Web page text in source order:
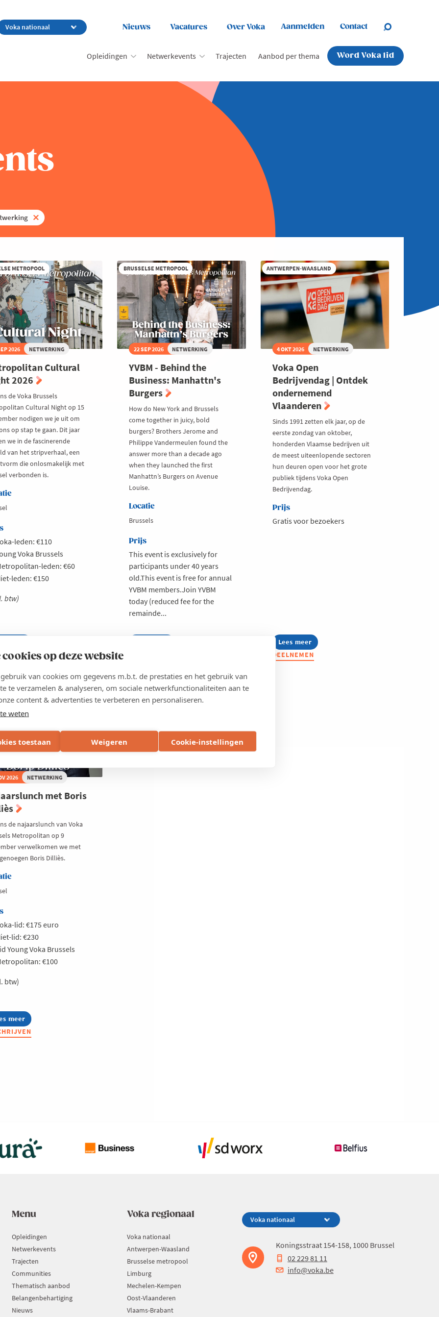
cookies op deze website
van cookies om gegevens m.b.t. de prestaties en het gebruik van
te verzamelen & analyseren, om sociale netwerkfunctionaliteiten aan te
content & advertenties te verbeteren en personaliseren.
weten
toestaan Weigeren Cookie-instellingen
Nieuws Vacatures Over Voka Aanmelden Contact
Opleidingen Netwerkevents Trajecten Aanbod per thema Word Voka lid
METROPOOL
2026 NETWERKING
Cultural
2026
de Voka Brussels
Cultural Night op 15
nodigen we je uit om
op stap te gaan. Dit jaar
we in de fascinerende
van het stripverhaal, een
die onlosmakelijk met
verbonden is.
leden: €110
Voka Brussels
leden: €60
leden: €150
btw)
BRUSSELSE METROPOOL
22 SEP 2026 NETWERKING
YVBM - Behind the
Business: Manhattn's
Burgers
How do New York and Brussels
come together in juicy, bold
burgers? Brothers Jerome and
Philippe Vandermeulen found the
answer more than a decade ago
when they launched the first
Manhattn’s Burgers on Avenue
Louise.
Locatie
Brussels
Prijs
This event is exclusively for
participants under 40 years
old.This event is free for annual
YVBM members.Join YVBM
today (reduced fee for the
remainde...
the
Business:
Manhattn's
Burgers
ANTWERPEN-WAASLAND
4 OKT 2026 NETWERKING
Voka Open
Bedrijvendag | Ontdek
ondernemend
Vlaanderen
Sinds 1991 zetten elk jaar, op de
eerste zondag van oktober,
honderden Vlaamse bedrijven uit
de meest uiteenlopende sectoren
hun deuren open voor het grote
publiek tijdens Voka Open
Bedrijvendag.
Prijs
Gratis voor bezoekers
Lees meer
about
Voka
Open
DEELNEMEN
METROPOOL
2026 NETWERKING
met Boris
de najaarslunch van Voka
Metropolitan op 9
verwelkomen we met
Boris Dilliès.
lid: €175 euro
lid: €230
Young Voka Brussels
€100
btw)
meer
Menu
Opleidingen
Netwerkevents
Trajecten
Communities
Thematisch aanbod
Belangenbehartiging
Nieuws
Voka regionaal
Voka nationaal
Antwerpen-Waasland
Brusselse metropool
Limburg
Mechelen-Kempen
Oost-Vlaanderen
Vlaams-Brabant
Koningsstraat 154-158, 1000 Brussel
02 229 81 11
info@voka.be